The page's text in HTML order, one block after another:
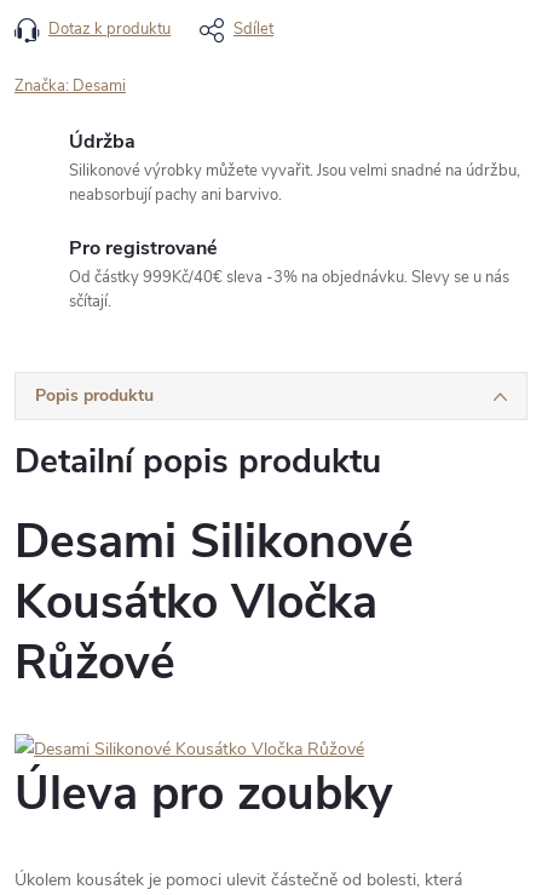
Dotaz k produktu Sdílet
Značka: Desami
Údržba
Silikonové výrobky můžete vyvařit. Jsou velmi snadné na údržbu,
neabsorbují pachy ani barvivo.
Pro registrované
Od částky 999Kč/40€ sleva -3% na objednávku. Slevy se u nás
sčítají.
Popis produktu
Detailní popis produktu
Desami Silikonové
Kousátko Vločka
Růžové
Úleva pro zoubky
Úkolem kousátek je pomoci ulevit částečně od bolesti, která